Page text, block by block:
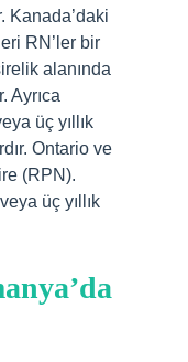
Kanada’daki
RN’ler bir
alanında
Ayrıca
üç yıllık
Ontario ve
(RPN).
üç yıllık